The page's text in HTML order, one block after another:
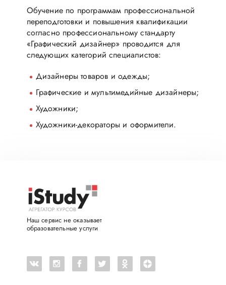
Обучение по программам профессиональной
переподготовки и повышения квалификации
согласно профессиональному стандарту
«Графический дизайнер» проводится для
следующих категорий специалистов:
Дизайнеры товаров и одежды;
Графические и мультимедийные дизайнеры;
Художники;
Художники-декораторы и оформители.
Наш сервис не оказывает
образовательные услуги